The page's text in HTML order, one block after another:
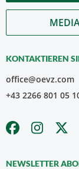
KONTAKTIEREN
office@oevz.com
+43 2266 801 05
NEWSLETTER